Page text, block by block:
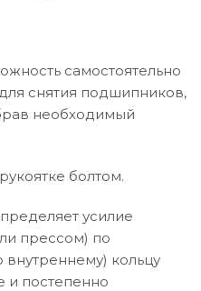
самостоятельно
снятия подшипников,
необходимый
болтом.
усилие
прессом) по
кольцу
и постепенно